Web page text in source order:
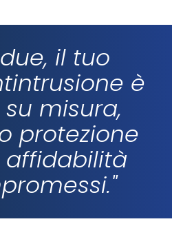
il tuo
è
misura,
protezione